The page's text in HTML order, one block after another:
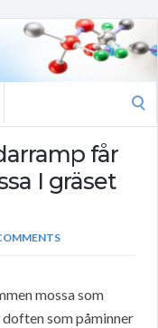
får
I gräset
mossa som
som påminner